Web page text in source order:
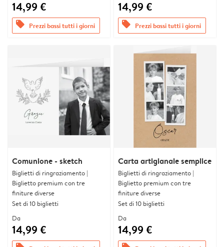
14,99 €
offers Prezzi bassi tutti i giorni
14,99 €
offers Prezzi bassi tutti i giorni
Comunione - sketch
Biglietti di ringraziamento |
Biglietto premium con tre
finiture diverse
Set di 10 biglietti
Da
14,99 €
Carta artigianale semplice
Biglietti di ringraziamento |
Biglietto premium con tre
finiture diverse
Set di 10 biglietti
Da
14,99 €